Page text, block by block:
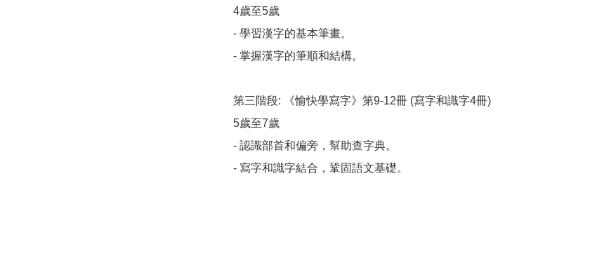
4歲至5歲
- 學習漢字的基本筆畫。
- 掌握漢字的筆順和結構。
第三階段: 《愉快學寫字》第9-12冊 (寫字和識字4冊)
5歲至7歲
- 認識部首和偏旁，幫助查字典。
- 寫字和識字結合，鞏固語文基礎。